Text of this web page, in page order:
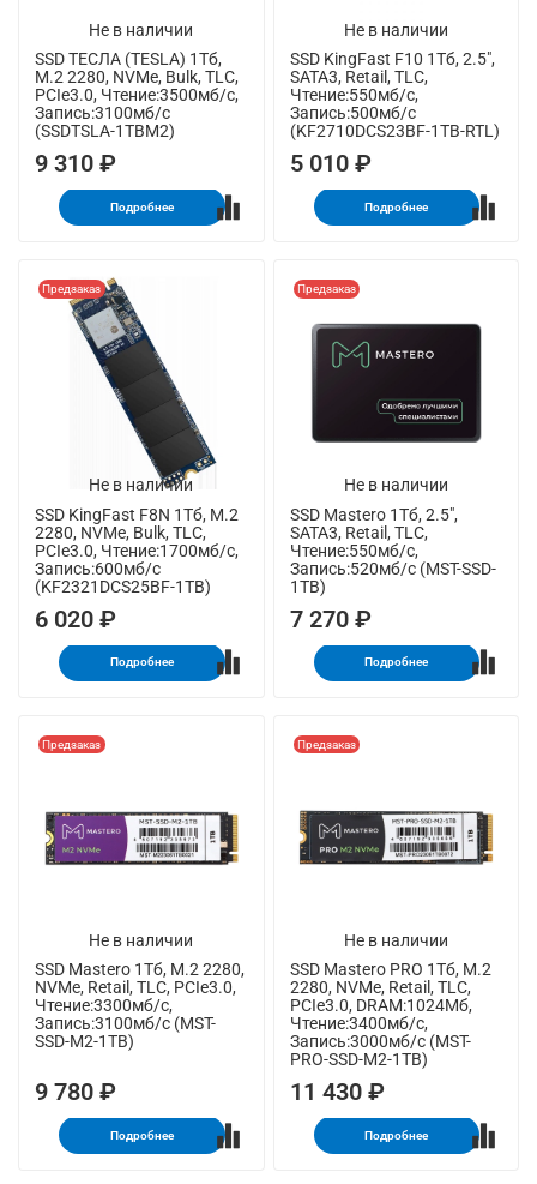
Не в наличии
SSD ТЕСЛА (TESLA) 1Тб,
M.2 2280, NVMe, Bulk, TLC,
PCIe3.0, Чтение:3500мб/с,
Запись:3100мб/с
(SSDTSLA-1TBM2)
9 310 ₽
Подробнее
Не в наличии
SSD KingFast F10 1Тб, 2.5",
SATA3, Retail, TLC,
Чтение:550мб/с,
Запись:500мб/с
(KF2710DCS23BF-1TB-RTL)
5 010 ₽
Подробнее
Не в наличии
Предзаказ
SSD KingFast F8N 1Тб, M.2
2280, NVMe, Bulk, TLC,
PCIe3.0, Чтение:1700мб/с,
Запись:600мб/с
(KF2321DCS25BF-1TB)
6 020 ₽
Подробнее
Не в наличии
Предзаказ
SSD Mastero 1Тб, 2.5",
SATA3, Retail, TLC,
Чтение:550мб/с,
Запись:520мб/с (MST-SSD-
1TB)
7 270 ₽
Подробнее
Не в наличии
Предзаказ
SSD Mastero 1Тб, M.2 2280,
NVMe, Retail, TLC, PCIe3.0,
Чтение:3300мб/с,
Запись:3100мб/с (MST-
SSD-M2-1TB)
9 780 ₽
Подробнее
Не в наличии
Предзаказ
SSD Mastero PRO 1Тб, M.2
2280, NVMe, Retail, TLC,
PCIe3.0, DRAM:1024Мб,
Чтение:3400мб/с,
Запись:3000мб/с (MST-
PRO-SSD-M2-1TB)
11 430 ₽
Подробнее